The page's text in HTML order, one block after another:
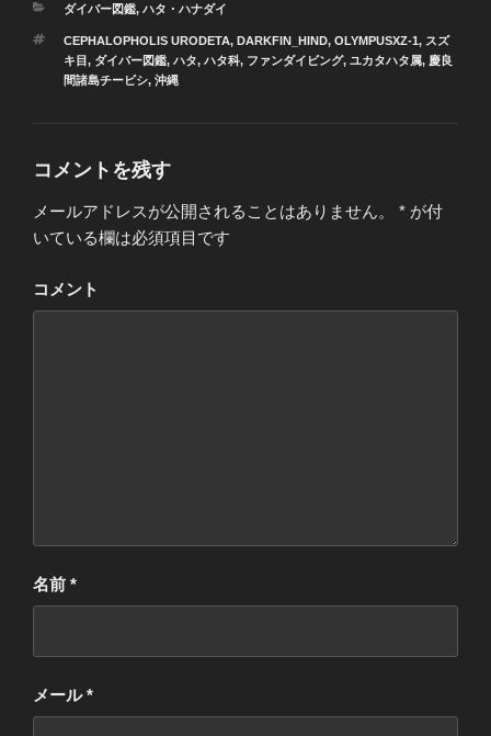
カ
ゴ
リ
ー
ダイバー図鑑, ハタ・ハナダイ
タ
グ
CEPHALOPHOLIS URODETA, DARKFIN_HIND, OLYMPUSXZ-1, スズ
キ目, ダイバー図鑑, ハタ, ハタ科, ファンダイビング, ユカタハタ属, 慶良
間諸島チービシ, 沖縄
コメントを残す
メールアドレスが公開されることはありません。 * が付
いている欄は必須項目です
コメント
名前 *
メール*